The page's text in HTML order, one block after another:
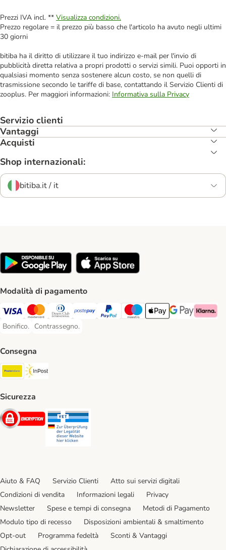
Prezzi IVA incl. ** Visualizza condizioni.
Prezzo regolare = il prezzo più basso che l'articolo ha avuto negli ultimi
30 giorni
bitiba ha il diritto di utilizzare il tuo indirizzo e-mail per l'invio di
pubblicità diretta relativa a propri prodotti o servizi simili. Puoi opporti in
qualsiasi momento senza sostenere alcun costo, se non quelli di
trasmissione secondo le tariffe di base, contattando il Servizio Clienti di
zooplus. Per maggiori informazioni: Informativa sulla Privacy
Servizio clienti
Vantaggi
Acquisti
Shop internazionali:
bitiba.it / it
Modalità di pagamento
Visa. Payment Method
Mastercard. Payment Method
Diners Club. Payment Method
Postepay. Payment Method
PayPal. Payment Method
Maestro. Payment Method
Apple pay. Payment
Google Pay
Klarna
Bonifico.
Bonifico. Payment Method
Contrassegno.
Contrassegno. Payment Method
Consegna
Poste Italiane. Shipping Method
Sicurezza
Security
Aiuto & FAQ Servizio Clienti
Atto sui servizi digitali
Condizioni di vendita
Informazioni legali
Privacy
Newsletter
Spese e tempi di consegna
Metodi di Pagamento
Modulo tipo di recesso
Disposizioni ambientali & smaltimento
Opt-out
Programma fedeltà
Sconti & Vantaggi